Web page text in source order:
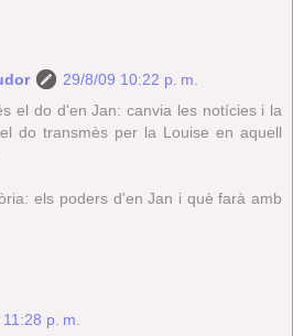
29/8/09 10:22 p. m.
el do d'en Jan: canvia les notícies i la
do transmès per la Louise en aquell
els poders d'en Jan i què farà amb
p. m.